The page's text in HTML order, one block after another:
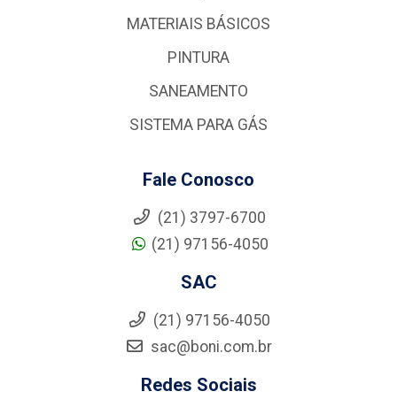
MATERIAIS BÁSICOS
PINTURA
SANEAMENTO
SISTEMA PARA GÁS
Fale Conosco
(21) 3797-6700
(21) 97156-4050
SAC
(21) 97156-4050
sac@boni.com.br
Redes Sociais